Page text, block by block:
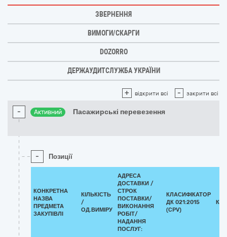
ЗВЕРНЕННЯ
ВИМОГИ/СКАРГИ
DOZORRO
ДЕРЖАУДИТСЛУЖБА УКРАЇНИ
+ відкрити всі - закрити всі
- Активний Пасажирські перевезення
- Позиції
КОНКРЕТНА
НАЗВА
ПРЕДМЕТА
ЗАКУПІВЛІ
КІЛЬКІСТЬ
/
ОД.ВИМІРУ
АДРЕСА
ДОСТАВКИ /
СТРОК
ПОСТАВКИ/
ВИКОНАННЯ
РОБІТ/
НАДАННЯ
ПОСЛУГ:
КЛАСИФІКАТОР
ДК 021:2015
(CPV)